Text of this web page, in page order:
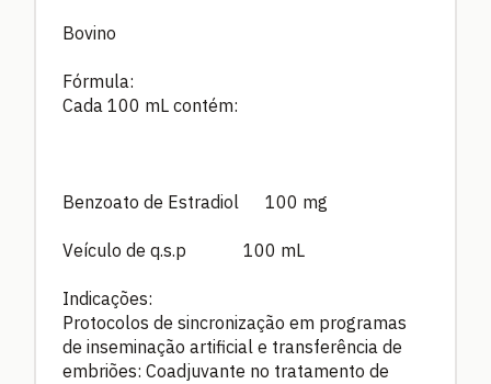
Bovino
Fórmula:
Cada 100 mL contém:
Benzoato de Estradiol 100 mg
Veículo de q.s.p 100 mL
Indicações:
Protocolos de sincronização em programas
de inseminação artificial e transferência de
embriões: Coadjuvante no tratamento de